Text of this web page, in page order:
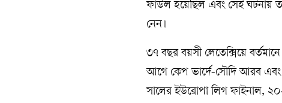
ফাউল হয়েছিল এবং সেই ঘটনায়
নেন।
৩৭ বছর বয়সী লেতেক্সিয়ে
আগে কেপ ভার্দে-সৌদি আরব এবং
সালের ইউরোপা লিগ ফাইনাল,